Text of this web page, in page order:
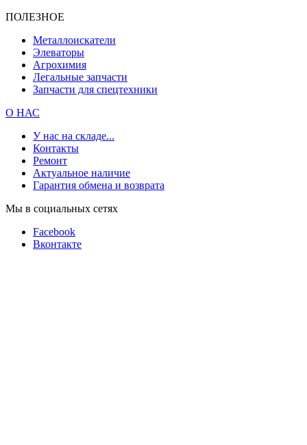
ПОЛЕЗНОЕ
Металлоискатели
Элеваторы
Агрохимия
Легальные запчасти
Запчасти для спецтехники
О НАС
У нас на складе...
Контакты
Ремонт
Актуальное наличие
Гарантия обмена и возврата
Мы в социальных сетях
Facebook
Вконтакте